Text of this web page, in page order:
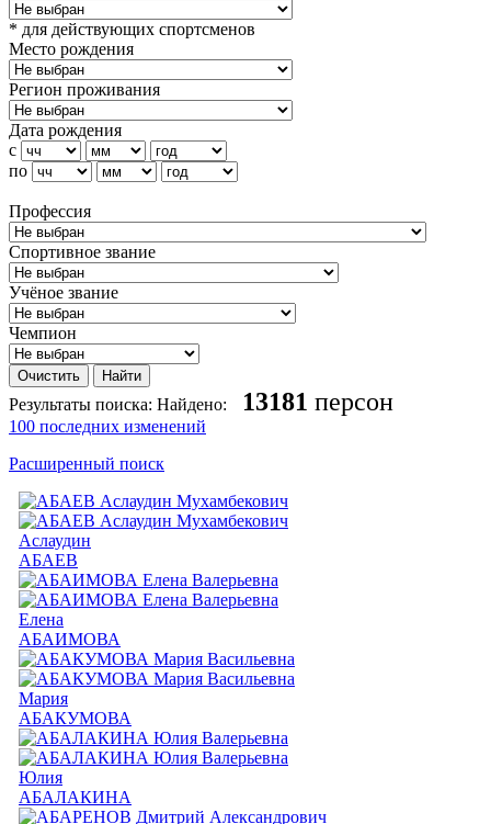
* для действующих спортсменов
Место рождения
Регион проживания
Дата рождения
с
по
Профессия
Спортивное звание
Учёное звание
Чемпион
Результаты поиска: Найдено: 13181 персон
100 последних изменений
Расширенный поиск
Аслаудин
АБАЕВ
Елена
АБАИМОВА
Мария
АБАКУМОВА
Юлия
АБАЛАКИНА